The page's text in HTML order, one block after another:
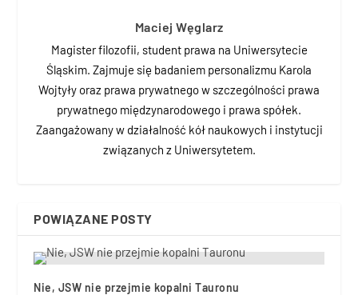
Maciej Węglarz
Magister filozofii, student prawa na Uniwersytecie
Śląskim. Zajmuje się badaniem personalizmu Karola
Wojtyły oraz prawa prywatnego w szczególności prawa
prywatnego międzynarodowego i prawa spółek.
Zaangażowany w działalność kół naukowych i instytucji
związanych z Uniwersytetem.
POWIĄZANE POSTY
Nie, JSW nie przejmie kopalni Tauronu